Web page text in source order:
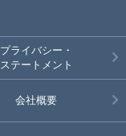
プライバシー・
ステートメント
会社概要